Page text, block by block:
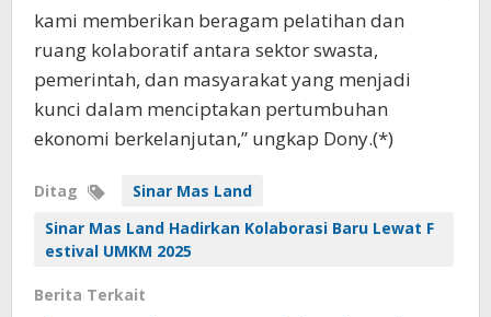
kami memberikan beragam pelatihan dan
ruang kolaboratif antara sektor swasta,
pemerintah, dan masyarakat yang menjadi
kunci dalam menciptakan pertumbuhan
ekonomi berkelanjutan,” ungkap Dony.(*)
Ditag
Sinar Mas Land
Sinar Mas Land Hadirkan Kolaborasi Baru Lewat F
estival UMKM 2025
Berita Terkait